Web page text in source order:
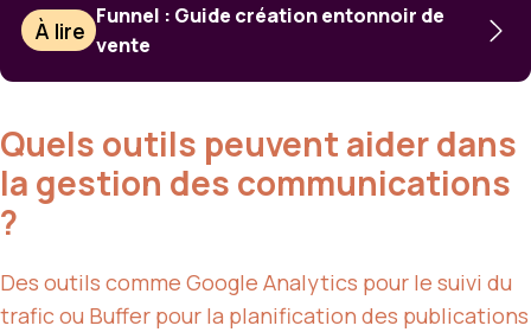
À lire
Funnel : Guide création entonnoir de
vente
Quels outils peuvent aider dans
la gestion des communications
?
Des outils comme Google Analytics pour le suivi du
trafic ou Buffer pour la planification des publications